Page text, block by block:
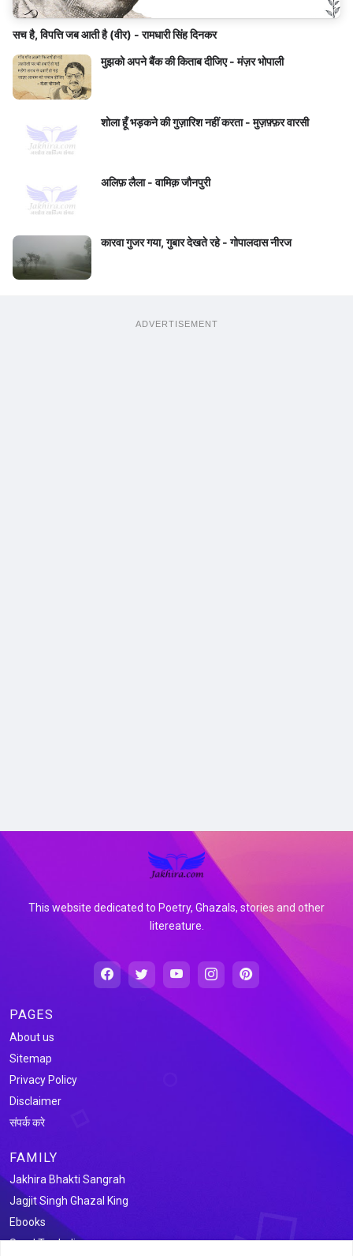
सच है, विपत्ति जब आती है (वीर) - रामधारी सिंह दिनकर
मुझको अपने बैंक की किताब दीजिए - मंज़र भोपाली
शोला हूँ भड़कने की गुज़ारिश नहीं करता - मुज़फ़्फ़र वारसी
अलिफ़ लैला - वामिक़ जौनपुरी
कारवा गुजर गया, गुबार देखते रहे - गोपालदास नीरज
ADVERTISEMENT
This website dedicated to Poetry, Ghazals, stories and other
litereature.
PAGES
About us
Sitemap
Privacy Policy
Disclaimer
संपर्क करे
FAMILY
Jakhira Bhakti Sangrah
Jagjit Singh Ghazal King
Ebooks
Saral Tax India